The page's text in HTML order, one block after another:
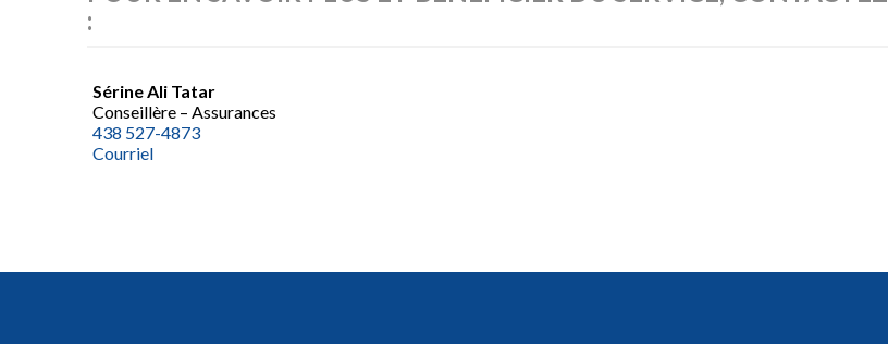
:
Sérine Ali Tatar
Conseillère – Assurances
438 527-4873
Courriel